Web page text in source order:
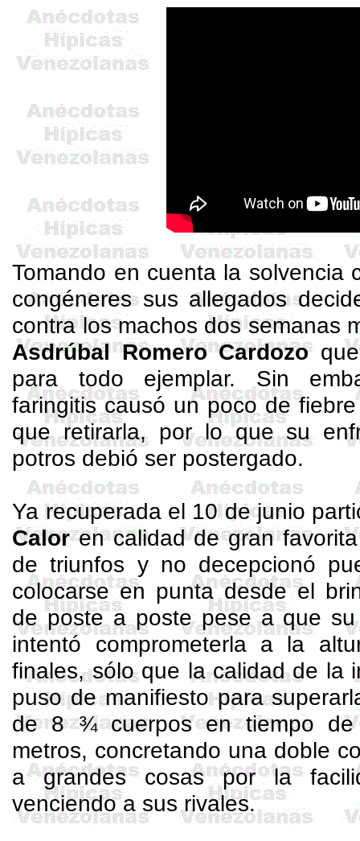
Tomando en cuenta la solvencia
congéneres sus allegados
contra los machos dos semanas
Asdrúbal Romero Cardozoque
para todo ejemplar. Sin
faringitis causó un poco de
que retirarla, por lo que su
potros debió ser postergado.
Ya recuperada el 10 de junio
Caloren calidad de gran
de triunfos y no decepcionó
colocarse en punta desde el
de poste a poste pese a que
intentó comprometerla a la
finales, sólo que la calidad de la
puso de manifiesto para
de 8 ¾ cuerpos en tiempo de
metros, concretando una doble
a grandes cosas por la
venciendo a sus rivales.